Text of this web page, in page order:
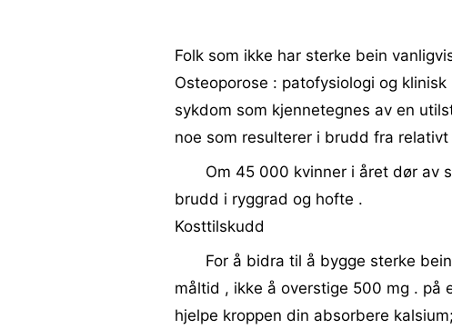
Folk som ikke har sterke bein
Osteoporose : patofysiologi og
sykdom som kjennetegnes av en
noe som resulterer i brudd fra
Om 45 000 kvinner i året dør av
brudd i ryggrad og hofte .
Kosttilskudd
For å bidra til å bygge sterke
måltid , ikke å overstige 500 mg . på
hjelpe kroppen din absorbere